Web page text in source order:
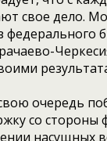
свое дело.
федерального
очередь
со стороны
насущных